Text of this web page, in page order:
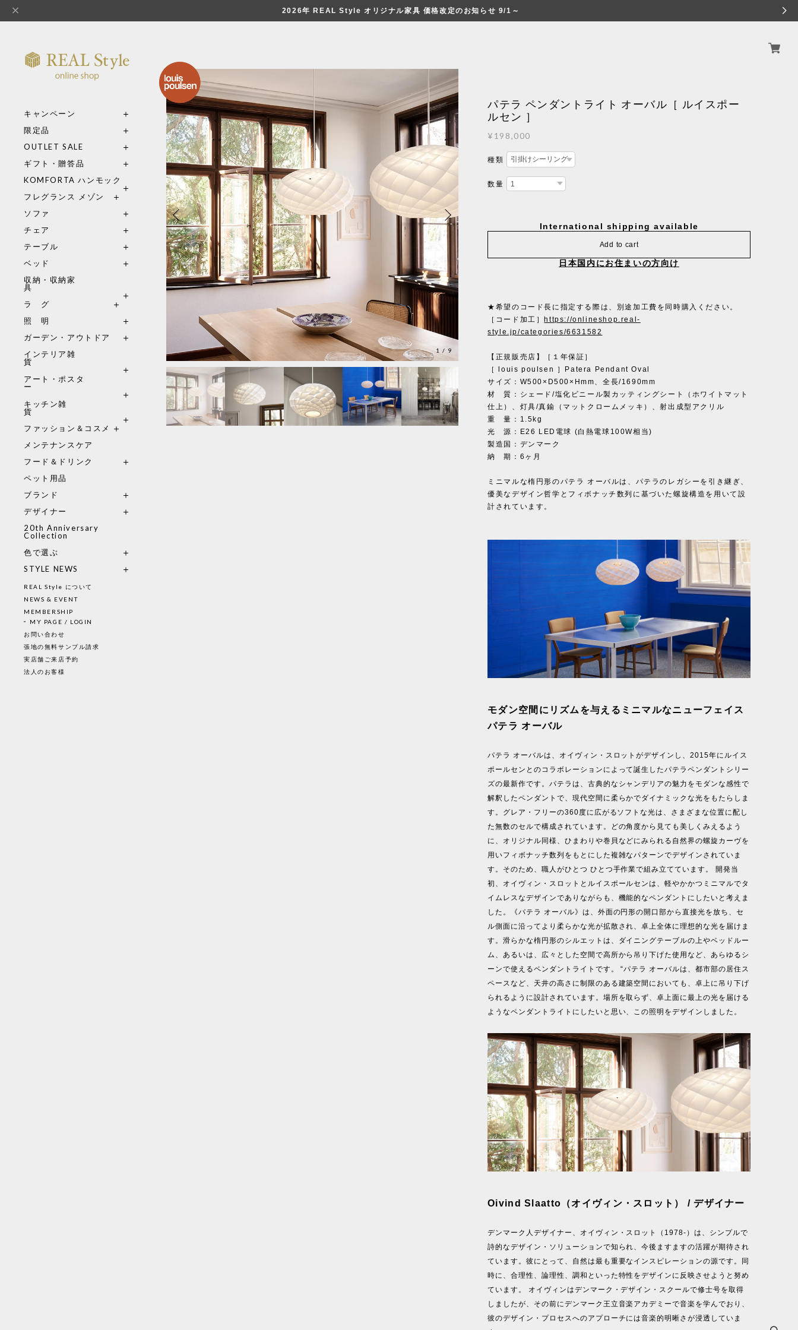
2026年 REAL Style オリジナル家具 価格改定のお知らせ 9/1～
キャンペーン
限定品
OUTLET SALE
ギフト・贈答品
KOMFORTA ハンモック
フレグランス メゾン
ソファ
チェア
テーブル
ベッド
収納・収納家
具
ラ グ
照 明
ガーデン・アウトドア
インテリア雑
貨
アート・ポスタ
ー
キッチン雑
貨
ファッション＆コスメ
メンテナンスケア
フード＆ドリンク
ペット用品
ブランド
デザイナー
20th Anniversary
Collection
色で選ぶ
STYLE NEWS
REAL Style について
NEWS & EVENT
MEMBERSHIP
MY PAGE / LOGIN
お問い合わせ
張地の無料サンプル請求
実店舗ご来店予約
法人のお客様
1 / 9
パテラ ペンダントライト オーバル［ ルイスポー
ルセン ］
¥198,000
種類
数量
International shipping available
Add to cart
日本国内にお住まいの方向け
★希望のコード長に指定する際は、別途加工費を同時購入ください。
［コード加工］
https://onlineshop.real-
style.jp/categories/6631582
【正規販売店】［１年保証］
［ louis poulsen ］Patera Pendant Oval
サイズ：W500×D500×Hmm、全長/1690mm
材 質：シェード/塩化ビニール製カッティングシート（ホワイトマット
仕上）、灯具/真鍮（マットクロームメッキ）、射出成型アクリル
重 量：1.5kg
光 源：E26 LED電球 (白熱電球100W相当)
製造国：デンマーク
納 期：6ヶ月
ミニマルな楕円形のパテラ オーバルは、パテラのレガシーを引き継ぎ、
優美なデザイン哲学とフィボナッチ数列に基づいた螺旋構造を用いて設
計されています。
モダン空間にリズムを与えるミニマルなニューフェイス
パテラ オーバル
パテラ オーバルは、オイヴィン・スロットがデザインし、2015年にルイス
ポールセンとのコラボレーションによって誕生したパテラペンダントシリー
ズの最新作です。パテラは、古典的なシャンデリアの魅力をモダンな感性で
解釈したペンダントで、現代空間に柔らかでダイナミックな光をもたらしま
す。グレア・フリーの360度に広がるソフトな光は、さまざまな位置に配し
た無数のセルで構成されています。どの角度から見ても美しくみえるよう
に、オリジナル同様、ひまわりや巻貝などにみられる自然界の螺旋カーヴを
用いフィボナッチ数列をもとにした複雑なパターンでデザインされていま
す。そのため、職人がひとつ ひとつ手作業で組み立てています。 開発当
初、オイヴィン・スロットとルイスポールセンは、軽やかかつミニマルでタ
イムレスなデザインでありながらも、機能的なペンダントにしたいと考えま
した。《パテラ オーバル》は、外面の円形の開口部から直接光を放ち、セ
ル側面に沿ってより柔らかな光が拡散され、卓上全体に理想的な光を届けま
す。滑らかな楕円形のシルエットは、ダイニングテーブルの上やベッドルー
ム、あるいは、広々とした空間で高所から吊り下げた使用など、あらゆるシ
ーンで使えるペンダントライトです。 “パテラ オーバルは、都市部の居住ス
ペースなど、天井の高さに制限のある建築空間においても、卓上に吊り下げ
られるように設計されています。場所を取らず、卓上面に最上の光を届ける
ようなペンダントライトにしたいと思い、この照明をデザインしました。
Oivind Slaatto（オイヴィン・スロット） / デザイナー
デンマーク人デザイナー、オイヴィン・スロット（1978-）は、シンプルで
詩的なデザイン・ソリューションで知られ、今後ますますの活躍が期待され
ています。彼にとって、自然は最も重要なインスピレーションの源です。同
時に、合理性、論理性、調和といった特性をデザインに反映させようと努め
ています。 オイヴィンはデンマーク・デザイン・スクールで修士号を取得
しましたが、その前にデンマーク王立音楽アカデミーで音楽を学んでおり、
彼のデザイン・プロセスへのアプローチには音楽的明晰さが浸透していま